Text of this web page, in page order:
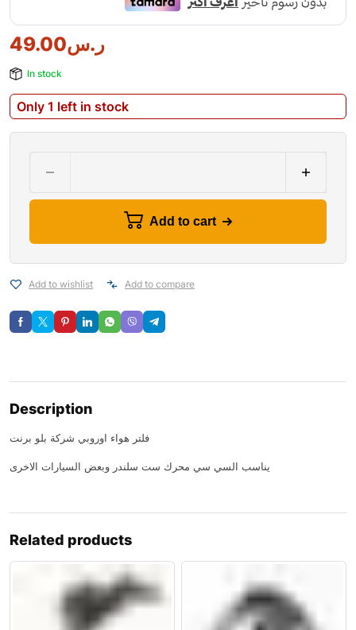
ر.س49.00
In stock
Only 1 left in stock
Add to cart
Add to wishlist Add to compare
Description
فلتر هواء اوروبي شركة بلو برنت
يناسب السي سي محرك ست سلندر وبعض السيارات الاخرى
Related products